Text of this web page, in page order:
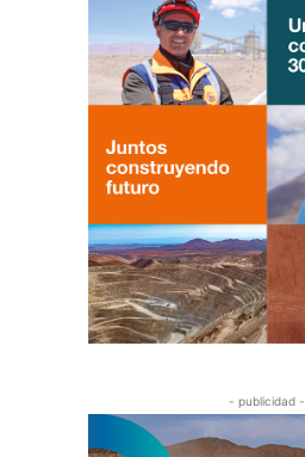
- publicidad -